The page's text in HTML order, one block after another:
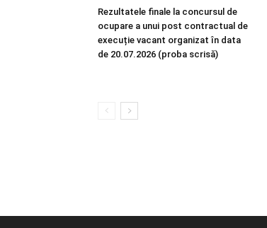
Rezultatele finale la concursul de
ocupare a unui post contractual de
execuție vacant organizat în data
de 20.07.2026 (proba scrisă)